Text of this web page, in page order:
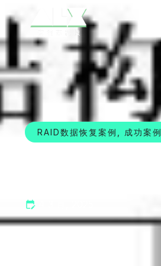
RAID数据恢复案例 成功案例